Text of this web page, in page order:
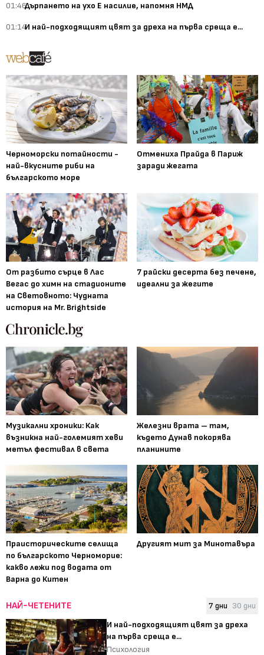
01:46Дърпането на ухо Е насилие, напомня НМД
01:14И най-подходящият цвят за дреха на първа среща е...
Черноморски потайности -
най-вкусните риби на
българското море
Отмениха Прайда в Париж
заради жегата
От разбито сърце в Лас
Вегас до химн на стадионите
на Световното: Чудната
история на Mr. Brightside
7 райски десерта без печене,
идеални за жегите
Музикални хроники: Как
възникна най-големият хеви
метъл фестивал в света
Железни врата – там,
където Дунав покорява
планините
Праисторическите селища
по българското Черноморие:
какво лежи под водата от
Варна до Китен
Другият мит за Минотавъра
НАЙ-ЧЕТЕНИТЕ 7 дни 30 дни
И най-подходящият цвят за дреха
на първа среща е...
Психология